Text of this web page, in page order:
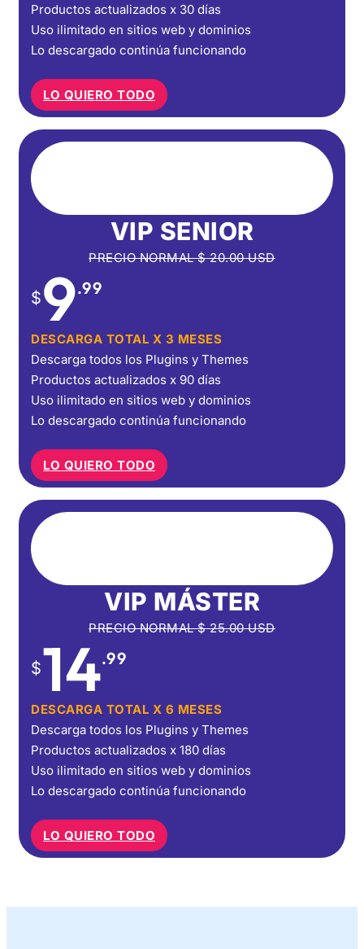
Productos actualizados x 30 días
Uso ilimitado en sitios web y dominios
Lo descargado continúa funcionando
LO QUIERO TODO
VIP SENIOR
PRECIO NORMAL$20.00USD
$9.99
DESCARGA TOTAL X 3 MESES
Descarga todos los Plugins y Themes
Productos actualizados x 90 días
Uso ilimitado en sitios web y dominios
Lo descargado continúa funcionando
LO QUIERO TODO
VIP MÁSTER
PRECIO NORMAL$25.00USD
$14.99
DESCARGA TOTAL X 6 MESES
Descarga todos los Plugins y Themes
Productos actualizados x 180 días
Uso ilimitado en sitios web y dominios
Lo descargado continúa funcionando
LO QUIERO TODO